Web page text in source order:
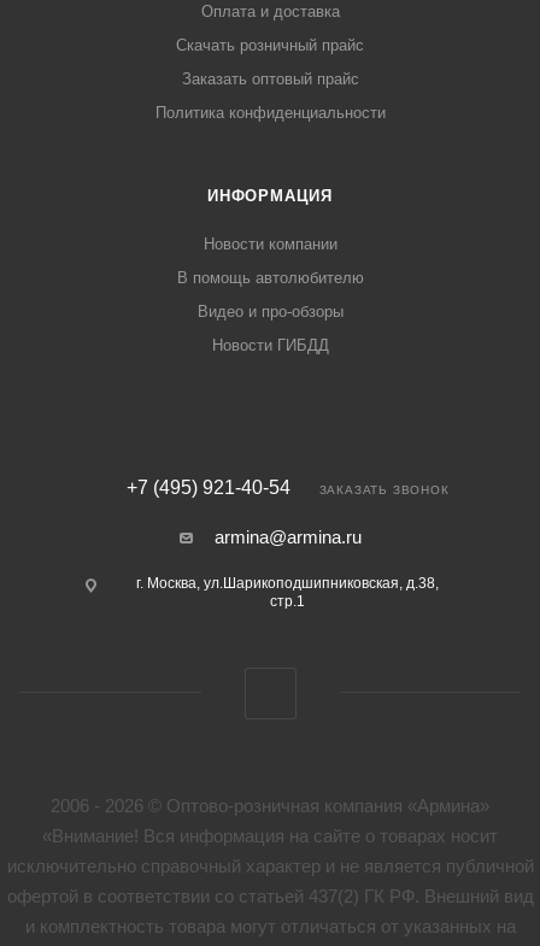
Оплата и доставка
Скачать розничный прайс
Заказать оптовый прайс
Политика конфиденциальности
ИНФОРМАЦИЯ
Новости компании
В помощь автолюбителю
Видео и про-обзоры
Новости ГИБДД
+7 (495) 921-40-54 ЗАКАЗАТЬ ЗВОНОК
armina@armina.ru
г. Москва, ул.Шарикоподшипниковская, д.38,
стр.1
2006 - 2026 © Оптово-розничная компания «Армина»
«Внимание! Вся информация на сайте о товарах носит
исключительно справочный характер и не является публичной
офертой в соответствии со статьей 437(2) ГК РФ. Внешний вид
и комплектность товара могут отличаться от указанных на